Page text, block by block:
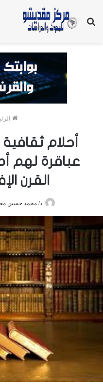
بحث
أحلام
عباقرة لهم
القرن
د/ محمد حسين